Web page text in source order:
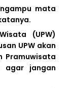
mata
(UPW)
UPW akan
Pramuwisata
agar jangan